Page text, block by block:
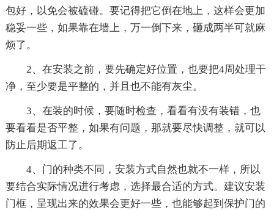
包好，以免会被磕碰。要记得把它倒在地上，这样会更加
稳妥一些，如果靠在墙上，万一倒下来，砸成两半可就麻
烦了。
2、在安装之前，要先确定好位置，也要把4周处理干
净，至少要是平整的，并且也不能有灰尘。
3、在装的时候，要随时检查，看看有没有装错，也
要看看是否平整，如果有问题，那就要尽快调整，就可以
防止后期返工了。
4、门的种类不同，安装方式自然也就不一样，所以
要结合实际情况进行考虑，选择最合适的方式。建议安装
门框，呈现出来的效果会更好一些，也能够起到保护门的